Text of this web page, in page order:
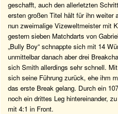
geschafft, auch den allerletzten
ersten großen Titel hält für ihn weiter
nun zweimalige Vizeweltmeister mit
gestern sieben Matchdarts von
„Bully Boy“ schnappte sich mit 14
unmittelbar danach aber drei
sich Smith allerdings sehr schnell.
sich seine Führung zurück, ehe ihm
das erste Break gelang. Durch ein
noch ein drittes Leg hintereinander,
mit 4:1 in Front.